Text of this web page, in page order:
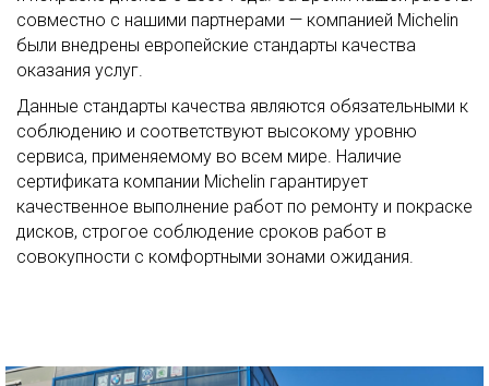
совместно с нашими партнерами — компанией Michelin
были внедрены европейские стандарты качества
оказания услуг.
Данные стандарты качества являются обязательными к
соблюдению и соответствуют высокому уровню
сервиса, применяемому во всем мире. Наличие
сертификата компании Michelin гарантирует
качественное выполнение работ по ремонту и покраске
дисков, строгое соблюдение сроков работ в
совокупности с комфортными зонами ожидания.